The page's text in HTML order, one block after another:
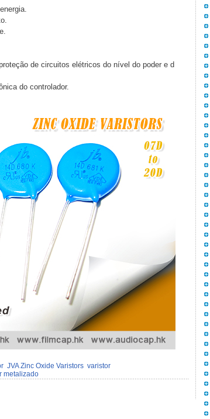
de circuitos elétricos do nível do poder e d
do controlador.
JVA Zinc Oxide Varistors varistor
metalizado